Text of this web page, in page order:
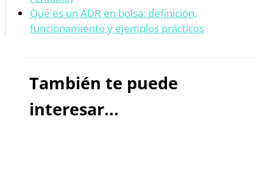
Qué es un ADR en bolsa: definición,
funcionamiento y ejemplos prácticos
También te puede
interesar...